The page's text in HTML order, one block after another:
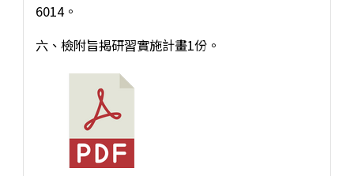
6014。
六、檢附旨揭研習實施計畫1份。